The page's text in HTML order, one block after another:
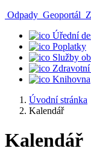
Odpady Geoportál
Úřední
Poplatky
Služby
Knihovna
Úvodní stránka
Kalendář
Kalendář